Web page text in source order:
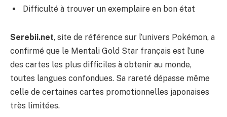
Difficulté à trouver un exemplaire en bon état
Serebii.net, site de référence sur l’univers Pokémon, a
confirmé que le Mentali Gold Star français est l’une
des cartes les plus difficiles à obtenir au monde,
toutes langues confondues. Sa rareté dépasse même
celle de certaines cartes promotionnelles japonaises
très limitées.